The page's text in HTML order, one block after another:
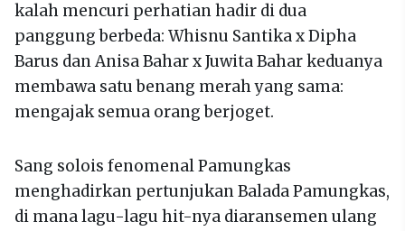
kalah mencuri perhatian hadir di dua
panggung berbeda: Whisnu Santika x Dipha
Barus dan Anisa Bahar x Juwita Bahar keduanya
membawa satu benang merah yang sama:
mengajak semua orang berjoget.
Sang solois fenomenal Pamungkas
menghadirkan pertunjukan Balada Pamungkas,
di mana lagu-lagu hit-nya diaransemen ulang